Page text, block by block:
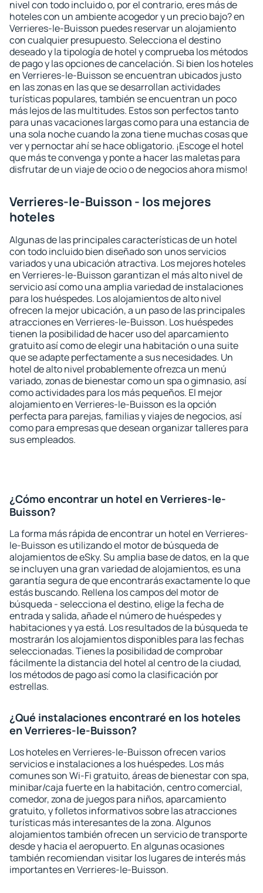
nivel con todo incluido o, por el contrario, eres más de
hoteles con un ambiente acogedor y un precio bajo? en
Verrieres-le-Buisson puedes reservar un alojamiento
con cualquier presupuesto. Selecciona el destino
deseado y la tipología de hotel y comprueba los métodos
de pago y las opciones de cancelación. Si bien los hoteles
en Verrieres-le-Buisson se encuentran ubicados justo
en las zonas en las que se desarrollan actividades
turísticas populares, también se encuentran un poco
más lejos de las multitudes. Estos son perfectos tanto
para unas vacaciones largas como para una estancia de
una sola noche cuando la zona tiene muchas cosas que
ver y pernoctar ahí se hace obligatorio. ¡Escoge el hotel
que más te convenga y ponte a hacer las maletas para
disfrutar de un viaje de ocio o de negocios ahora mismo!
Verrieres-le-Buisson - los mejores
hoteles
Algunas de las principales características de un hotel
con todo incluido bien diseñado son unos servicios
variados y una ubicación atractiva. Los mejores hoteles
en Verrieres-le-Buisson garantizan el más alto nivel de
servicio así como una amplia variedad de instalaciones
para los huéspedes. Los alojamientos de alto nivel
ofrecen la mejor ubicación, a un paso de las principales
atracciones en Verrieres-le-Buisson. Los huéspedes
tienen la posibilidad de hacer uso del aparcamiento
gratuito así como de elegir una habitación o una suite
que se adapte perfectamente a sus necesidades. Un
hotel de alto nivel probablemente ofrezca un menú
variado, zonas de bienestar como un spa o gimnasio, así
como actividades para los más pequeños. El mejor
alojamiento en Verrieres-le-Buisson es la opción
perfecta para parejas, familias y viajes de negocios, así
como para empresas que desean organizar talleres para
sus empleados.
¿Cómo encontrar un hotel en Verrieres-le-
Buisson?
La forma más rápida de encontrar un hotel en Verrieres-
le-Buisson es utilizando el motor de búsqueda de
alojamientos de eSky. Su amplia base de datos, en la que
se incluyen una gran variedad de alojamientos, es una
garantía segura de que encontrarás exactamente lo que
estás buscando. Rellena los campos del motor de
búsqueda - selecciona el destino, elige la fecha de
entrada y salida, añade el número de huéspedes y
habitaciones y ya está. Los resultados de la búsqueda te
mostrarán los alojamientos disponibles para las fechas
seleccionadas. Tienes la posibilidad de comprobar
fácilmente la distancia del hotel al centro de la ciudad,
los métodos de pago así como la clasificación por
estrellas.
¿Qué instalaciones encontraré en los hoteles
en Verrieres-le-Buisson?
Los hoteles en Verrieres-le-Buisson ofrecen varios
servicios e instalaciones a los huéspedes. Los más
comunes son Wi-Fi gratuito, áreas de bienestar con spa,
minibar/caja fuerte en la habitación, centro comercial,
comedor, zona de juegos para niños, aparcamiento
gratuito, y folletos informativos sobre las atracciones
turísticas más interesantes de la zona. Algunos
alojamientos también ofrecen un servicio de transporte
desde y hacia el aeropuerto. En algunas ocasiones
también recomiendan visitar los lugares de interés más
importantes en Verrieres-le-Buisson.